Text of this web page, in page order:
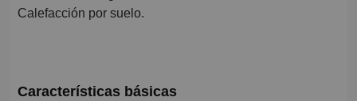
Calefacción por suelo.
Características básicas